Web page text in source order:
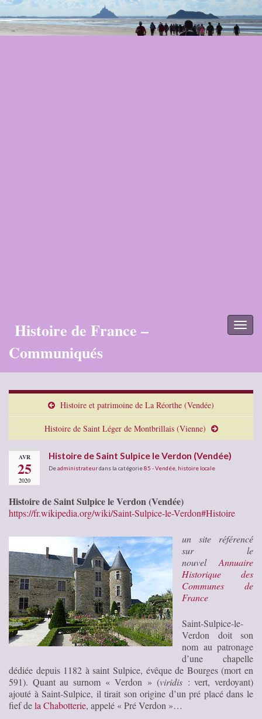
Histoire de France –
Communiqués
Histoire et patrimoine de La Réorthe (Vendée)
Histoire de Saint Léger de Montbrillais (Vienne)
AVR
25
2020
Histoire de Saint Sulpice le Verdon (Vendée)
Deadministrateurdans la catégorie85 - Vendée histoire locale
Histoire de Saint Sulpice le Verdon (Vendée)
https://fr.wikipedia.org/wiki/Saint-Sulpice-le-Verdon#Histoire
un site référencé
sur le
nouvel Annuaire
Historique des
Communes de
France
Saint-Sulpice-le-
Verdon doit son
nom au patronage
d’une chapelle
dédiée depuis 1182 à saint Sulpice, évêque de Bourges (mort en
591). Quant au surnom « Verdon » (viridis: vert, verdoyant)
ajouté à Saint-Sulpice, il tirait son origine d’un pré placé dans le
fief dela Chabotterie, appelé « Pré Verdon »…